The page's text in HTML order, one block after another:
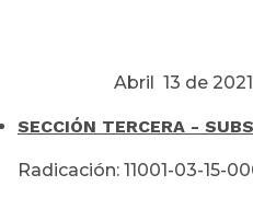
Abril 13 de 2021
SECCIÓN TERCERA -
Radicación: 11001-03-15-